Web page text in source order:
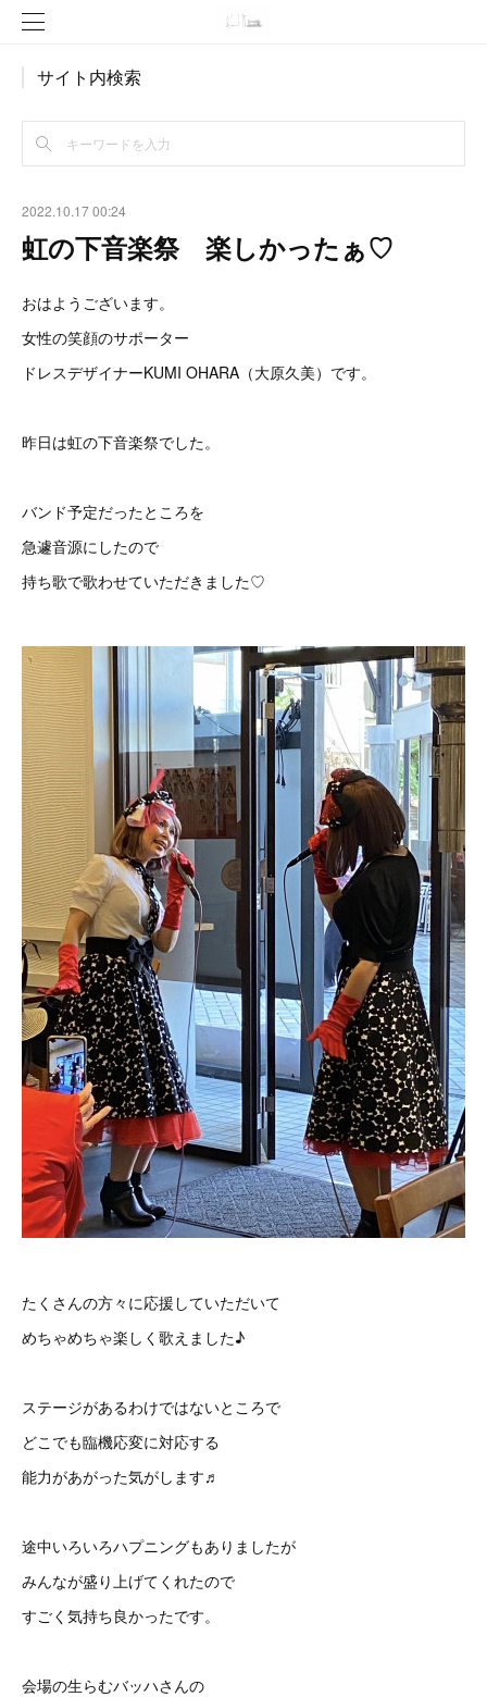
サイト内検索
2022.10.17 00:24
虹の下音楽祭 楽しかったぁ♡
おはようございます。
女性の笑顔のサポーター
ドレスデザイナーKUMI OHARA（大原久美）です。
昨日は虹の下音楽祭でした。
バンド予定だったところを
急遽音源にしたので
持ち歌で歌わせていただきました♡
たくさんの方々に応援していただいて
めちゃめちゃ楽しく歌えました♪
ステージがあるわけではないところで
どこでも臨機応変に対応する
能力があがった気がします♬
途中いろいろハプニングもありましたが
みんなが盛り上げてくれたので
すごく気持ち良かったです。
会場の生らむバッハさんの